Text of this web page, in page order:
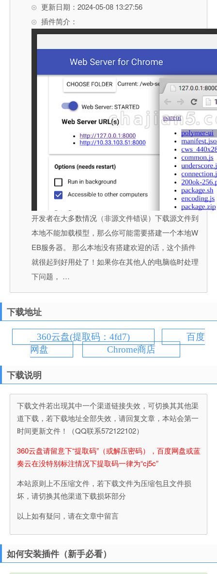
更新日期：2024-05-08 13:27:56
插件简介：
开发者在大多数情况（非源文件错误）下载源文件到
本地不能加载模型，那么你可能需要搭建一个本地W
EB服务器。 那么本地没有搭建欢迎的话，这个插件
就很起到好用处了！如果你在其他人的电脑临时处理
下问题， …
下载地址
360云盘(提取码：4fd7)
百度
网盘
Chrome商店
下载说明
下载文件若出现其中一个渠道链接失效，可切换其其他渠
道下载，若下载地址全部失效，请回复文章，本站会第一
时间更新文件！（QQ联系572122102）
360云盘请留意下“提取码”（或解压密码），百度网盘或蓝
奏云在没特别标注情况下提取码一律为“cj5c”
本站原则上不压缩文件，若下载文件为压缩包且文件损
坏，请切换其他渠道下载损坏部分
以上如有疑问，请在文章中留言
如何安装插件（新手必看）